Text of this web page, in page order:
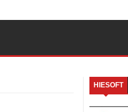
HIESOFT